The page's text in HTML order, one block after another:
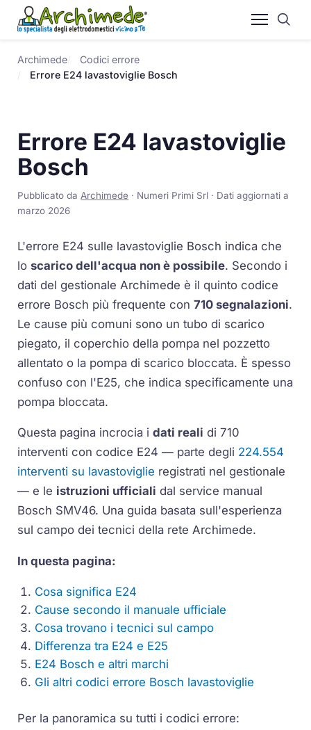
Archimede
Codici errore
Errore E24 lavastoviglie Bosch
Errore E24 lavastoviglie
Bosch
Pubblicato daArchimede · Numeri Primi Srl · Dati aggiornati a
marzo 2026
L'errore E24 sulle lavastoviglie Bosch indica che
loscarico dell'acqua non è possibile. Secondo i
dati del gestionale Archimede è il quinto codice
errore Bosch più frequente con710 segnalazioni.
Le cause più comuni sono un tubo di scarico
piegato, il coperchio della pompa nel pozzetto
allentato o la pompa di scarico bloccata. È spesso
confuso con l'E25, che indica specificamente una
pompa bloccata.
Questa pagina incrocia idati reali di 710
interventi con codice E24 — parte degli 224.554
interventi su lavastoviglie registrati nel gestionale
— e le istruzioni ufficiali dal service manual
Bosch SMV46. Una guida basata sull'esperienza
sul campo dei tecnici della rete Archimede.
In questa pagina:
Cosa significa E24
Cause secondo il manuale ufficiale
Cosa trovano i tecnici sul campo
Differenza tra E24 e E25
E24 Bosch e altri marchi
Gli altri codici errore Bosch lavastoviglie
Per la panoramica su tutti i codici errore: